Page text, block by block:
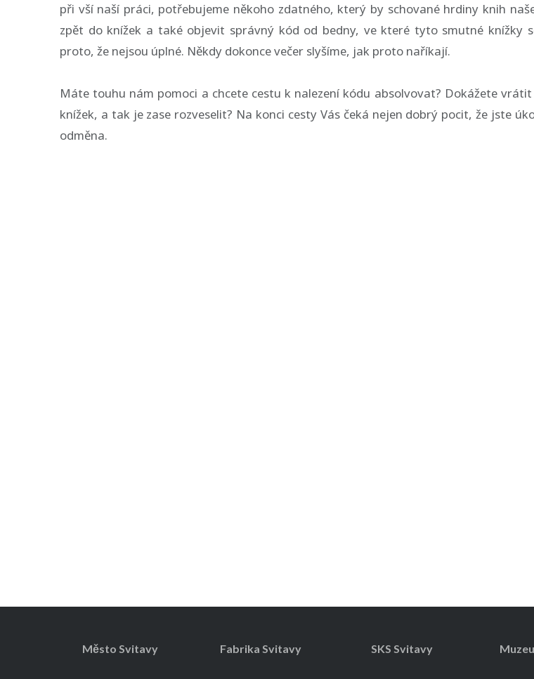
při vší naší práci, potřebujeme někoho zdatného, který by schované hrdiny knih
zpět do knížek a také objevit správný kód od bedny, ve které tyto smutné knížky
proto, že nejsou úplné. Někdy dokonce večer slyšíme, jak proto naříkají.
Máte touhu nám pomoci a chcete cestu k nalezení kódu absolvovat? Dokážete
knížek, a tak je zase rozveselit? Na konci cesty Vás čeká nejen dobrý pocit, že jste
odměna.
Město Svitavy Fabrika Svitavy SKS Svitavy